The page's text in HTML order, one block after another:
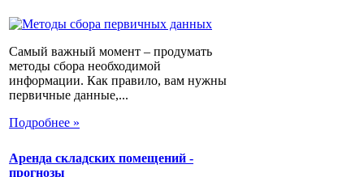
Самый важный момент – продумать
методы сбора необходимой
информации. Как правило, вам нужны
первичные данные,...
Подробнее »
Аренда складских помещений -
прогнозы